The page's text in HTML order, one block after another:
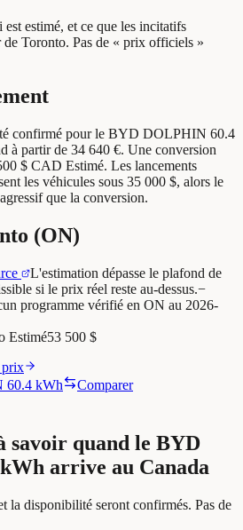
estimé, et ce que les incitatifs
de Toronto. Pas de « prix officiels »
confirmé pour le BYD DOLPHIN 60.4
à partir de 34 640 €. Une conversion
$ CAD Estimé. Les lancements
les véhicules sous 35 000 $, alors le
que la conversion.
(ON)
L'estimation dépasse le plafond de
si le prix réel reste au-dessus.−
programme vérifié en ON au 2026-
Estimé53 500 $
prix
60.4 kWh
Comparer
savoir quand le BYD
arrive au Canada
la disponibilité seront confirmés. Pas de